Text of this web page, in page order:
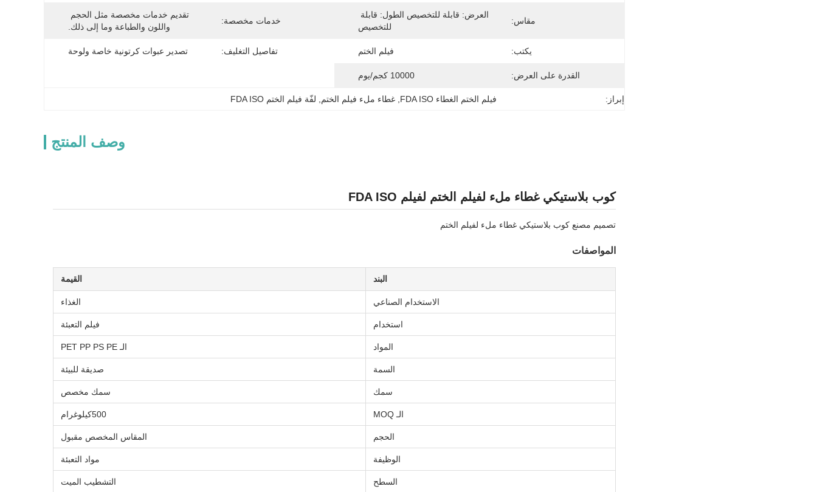
مقاس:
للتخصيص
خدمات مخصصة:
واللون والطباعة وما إلى ذلك.
يكتب: فيلم الختم تفاصيل التغليف: تصدير عبوات كرتونية خاصة ولوحة
القدرة على العرض: 10000 كجم/يوم
إبراز: فيلم الختم الغطاء FDA ISO , غطاء ملء فيلم الختم لفّة فيلم الختم FDA ISO
وصف المنتج
كوب بلاستيكي غطاء ملء لفيلم الختم لفيلم FDA ISO
تصميم مصنع كوب بلاستيكي غطاء ملء لفيلم الختم
المواصفات
البند القيمة
الاستخدام الصناعي الغذاء
استخدام فيلم التعبئة
المواد الـ PET PP PS PE
السمة صديقة للبيئة
سمك سمك مخصص
الـ MOQ 500كيلوغرام
الحجم المقاس المخصص مقبول
الوظيفة مواد التعبئة
السطح التشطيب الميت